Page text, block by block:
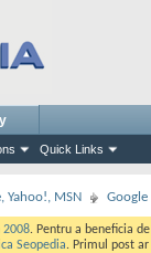
Quick Links
Yahoo!, MSN Google
2008. Pentru a beneficia
Seopedia. Primul post